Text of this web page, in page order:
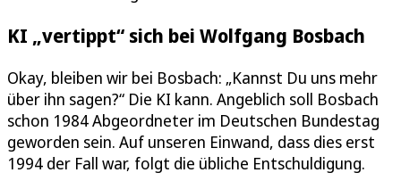
KI „vertippt“ sich bei Wolfgang Bosbach
Okay, bleiben wir bei Bosbach: „Kannst Du uns mehr
über ihn sagen?“ Die KI kann. Angeblich soll Bosbach
schon 1984 Abgeordneter im Deutschen Bundestag
geworden sein. Auf unseren Einwand, dass dies erst
1994 der Fall war, folgt die übliche Entschuldigung.